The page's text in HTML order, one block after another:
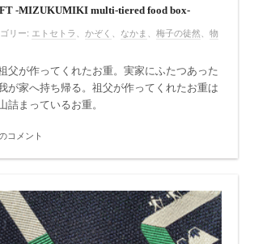
-MIZUKUMIKI multi-tiered food box-
リー: エトセトラ、 かぞく 、 なかま 、 梅子の徒然、 物
父が作ってくれたお重。実家にふたつあった
が家へ持ち帰る。祖父が作ってくれたお重は
詰まっているお重。
コメント